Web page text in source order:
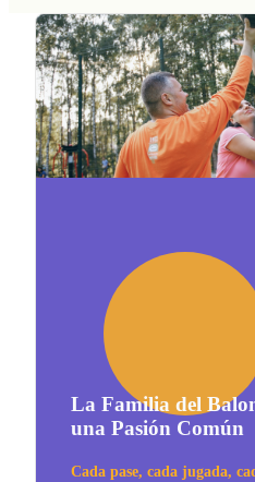
La Familia del
una Pasión Común
Cada pase, cada jugada,